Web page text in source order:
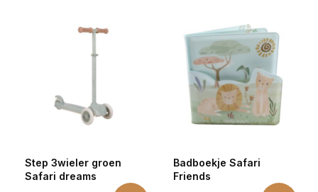
Step 3­wieler groen
Safari dreams
Badboekje Safari
Friends